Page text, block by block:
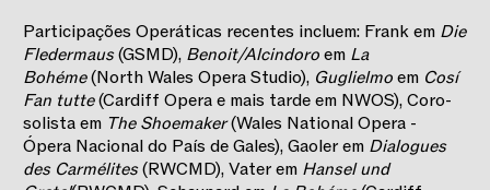
Participações Operáticas recentes incluem: Frank em Die
Fledermaus(GSMD), Benoit/Alcindoroem La
Bohéme(North Wales Opera Studio), Guglielmoem Cosí
Fan tutte(Cardiff Opera e mais tarde em NWOS), Coro-
solista em The Shoemaker(Wales National Opera -
Ópera Nacional do País de Gales), Gaoler em Dialogues
des Carmélites(RWCMD), Vater em Hansel und